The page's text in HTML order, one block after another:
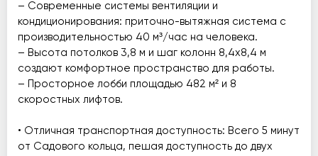
– Современные системы вентиляции и
кондиционирования: приточно-вытяжная система с
производительностью 40 м³/час на человека.
– Высота потолков 3,8 м и шаг колонн 8,4х8,4 м
создают комфортное пространство для работы.
– Просторное лобби площадью 482 м² и 8
скоростных лифтов.
• Отличная транспортная доступность: Всего 5 минут
от Садового кольца, пешая доступность до двух